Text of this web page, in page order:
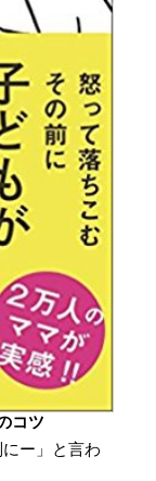
コツ
ー」と言わ